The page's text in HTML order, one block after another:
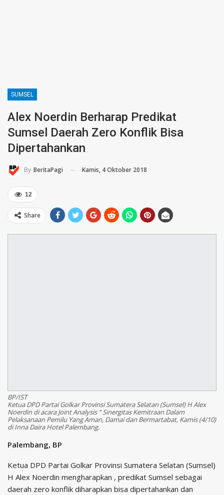
SUMSEL
Alex Noerdin Berharap Predikat
Sumsel Daerah Zero Konflik Bisa
Dipertahankan
By BeritaPagi Kamis, 4 Oktober 2018
12
Share
BP/IST
Ketua DPD Partai Golkar Provinsi Sumatera Selatan (Sumsel) H Alex
Noerdin di acara Joint Analysis “ Sinergitas Kemitraan Dalam
Pelaksanaan Pemilu Yang Aman, Damai dan Bermartabat, Kamis (4/10)
di Inna Daira Hotel Palembang.
Palembang, BP
Ketua DPD Partai Golkar Provinsi Sumatera Selatan (Sumsel)
H Alex Noerdin mengharapkan , predikat Sumsel sebagai
daerah zero konflik diharapkan bisa dipertahankan dan